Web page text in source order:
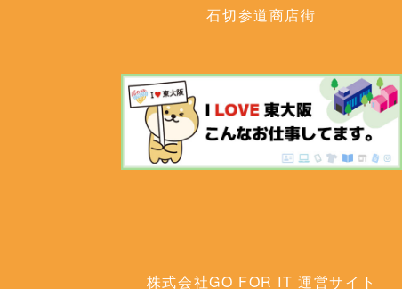
石切参道商店街
株式会社GO FOR IT 運営サイト